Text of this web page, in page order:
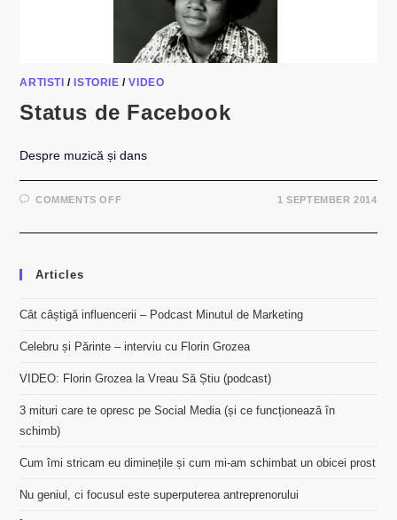
ARTISTI /ISTORIE /VIDEO
Status de Facebook
Despre muzică și dans
COMMENTS OFFON
FACEBOOK
1 SEPTEMBER 2014
Articles
Cât câștigă influencerii – Podcast Minutul de Marketing
Celebru și Părinte – interviu cu Florin Grozea
VIDEO: Florin Grozea la Vreau Să Știu (podcast)
3 mituri care te opresc pe Social Media (și ce funcționează în
schimb)
Cum îmi stricam eu diminețile și cum mi-am schimbat un obicei prost
Nu geniul, ci focusul este superputerea antreprenorului